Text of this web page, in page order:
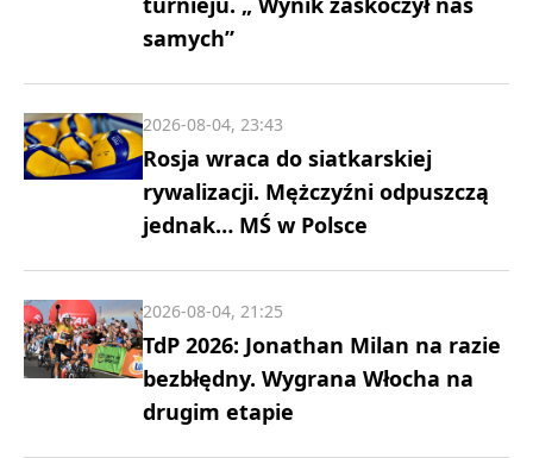
samych”
Rosja wraca do siatkarskiej
rywalizacji. Mężczyźni odpuszczą
jednak… MŚ w Polsce
2026-08-04, 23:43
TdP 2026: Jonathan Milan na razie
bezbłędny. Wygrana Włocha na
drugim etapie
2026-08-04, 21:25